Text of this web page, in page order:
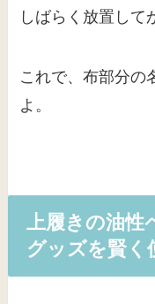
しばらく放置して
これで、布部分の
よ。
上履きの油性
グッズを賢く